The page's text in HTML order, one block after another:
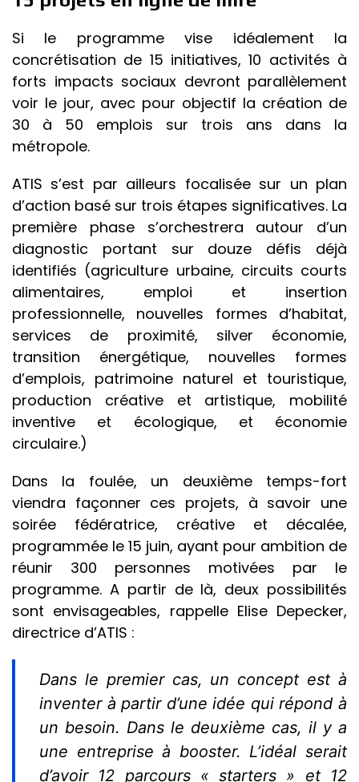
Si le programme vise idéalement la
concrétisation de 15 initiatives, 10 activités à
forts impacts sociaux devront parallèlement
voir le jour, avec pour objectif la création de
30 à 50 emplois sur trois ans dans la
métropole.
ATIS s’est par ailleurs focalisée sur un plan
d’action basé sur trois étapes significatives. La
première phase s’orchestrera autour d’un
diagnostic portant sur douze défis déjà
identifiés (agriculture urbaine, circuits courts
alimentaires, emploi et insertion
professionnelle, nouvelles formes d’habitat,
services de proximité, silver économie,
transition énergétique, nouvelles formes
d’emplois, patrimoine naturel et touristique,
production créative et artistique, mobilité
inventive et écologique, et économie
circulaire.)
Dans la foulée, un deuxième temps-fort
viendra façonner ces projets, à savoir une
soirée fédératrice, créative et décalée,
programmée le 15 juin, ayant pour ambition de
réunir 300 personnes motivées par le
programme. A partir de là, deux possibilités
sont envisageables, rappelle Elise Depecker,
directrice d’ATIS :
Dans le premier cas, un concept est à
inventer à partir d’une idée qui répond à
un besoin. Dans le deuxième cas, il y a
une entreprise à booster. L’idéal serait
d’avoir 12 parcours « starters » et 12